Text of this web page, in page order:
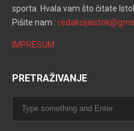
sporta. Hvala vam što čitate
Pišite nam :
IMPRESUM
PRETRAŽIVANJE